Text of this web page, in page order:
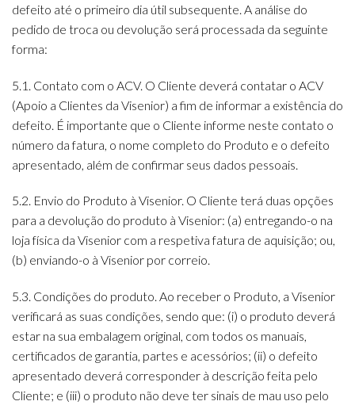
defeito até o primeiro dia útil subsequente. A análise do
pedido de troca ou devolução será processada da seguinte
forma:
5.1. Contato com o ACV. O Cliente deverá contatar o ACV
(Apoio a Clientes da Visenior) a fim de informar a existência do
defeito. É importante que o Cliente informe neste contato o
número da fatura, o nome completo do Produto e o defeito
apresentado, além de confirmar seus dados pessoais.
5.2. Envio do Produto à Visenior. O Cliente terá duas opções
para a devolução do produto à Visenior: (a) entregando-o na
loja física da Visenior com a respetiva fatura de aquisição; ou,
(b) enviando-o à Visenior por correio.
5.3. Condições do produto. Ao receber o Produto, a Visenior
verificará as suas condições, sendo que: (i) o produto deverá
estar na sua embalagem original, com todos os manuais,
certificados de garantia, partes e acessórios; (ii) o defeito
apresentado deverá corresponder à descrição feita pelo
Cliente; e (iii) o produto não deve ter sinais de mau uso pelo